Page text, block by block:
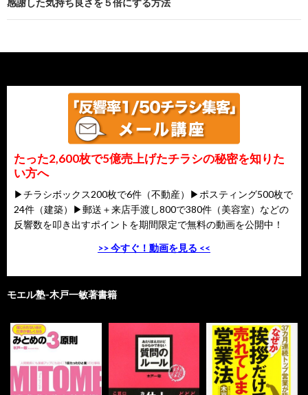
たった2,600枚で5億売上げたチラシの秘密を知りた
い方へ
▶チラシボックス200枚で6件（不動産）▶ポスティング500枚で
24件（建築）▶郵送＋来店手渡し800で380件（美容室）などの
反響数を叩き出すポイントを期間限定で無料の動画を公開中！
>> 今すぐ！動画を見る <<
モエル塾-木戸一敏著書籍